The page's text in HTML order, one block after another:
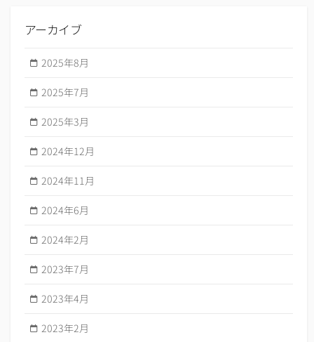
アーカイブ
2025年8月
2025年7月
2025年3月
2024年12月
2024年11月
2024年6月
2024年2月
2023年7月
2023年4月
2023年2月